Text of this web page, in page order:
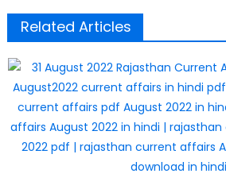
Related Articles